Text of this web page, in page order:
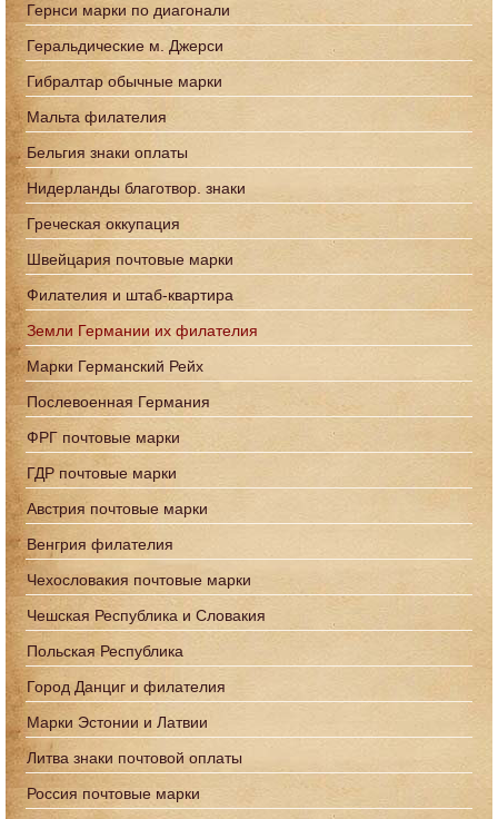
Гернси марки по диагонали
Геральдические м. Джерси
Гибралтар обычные марки
Мальта филателия
Бельгия знаки оплаты
Нидерланды благотвор. знаки
Греческая оккупация
Швейцария почтовые марки
Филателия и штаб-квартира
Земли Германии их филателия
Марки Германский Рейх
Послевоенная Германия
ФРГ почтовые марки
ГДР почтовые марки
Австрия почтовые марки
Венгрия филателия
Чехословакия почтовые марки
Чешская Республика и Словакия
Польская Республика
Город Данциг и филателия
Марки Эстонии и Латвии
Литва знаки почтовой оплаты
Россия почтовые марки